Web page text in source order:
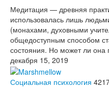
Медитация — древняя
использовалась лишь
(монахами, духовными
общедоступным способом
состояния. Но может ли она
декабря 15, 2019
Социальная психология